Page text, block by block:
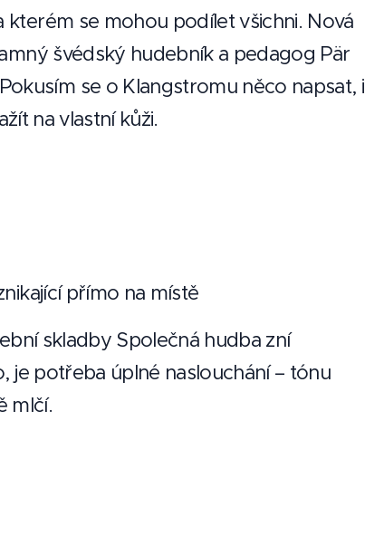
se mohou podílet všichni. Nová
švédský hudebník a pedagog Pär
se o Klangstromu něco napsat, i
na vlastní kůži.
přímo na místě
skladby Společná hudba zní
je potřeba úplné naslouchání – tónu
mlčí.